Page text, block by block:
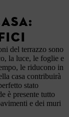
del terrazzo sono
la luce, le foglie e
le riducono in
casa contribuirà
stato
è presente tutto
e dei muri